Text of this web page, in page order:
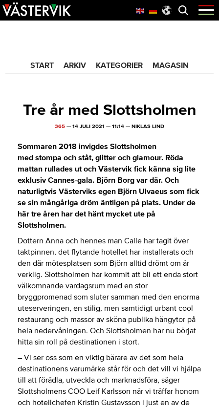
Hoppa
till
Skip
to
Hoppa
till
Öppna
menyn
START ARKIV KATEGORIER MAGASIN
Tre år med Slottsholmen
365 — 14 JULI 2021 — 11:14 — NIKLAS LIND
Sommaren 2018 invigdes Slottsholmen
med stompa och ståt, glitter och glamour. Röda
mattan rullades ut och Västervik fick känna sig lite
exklusiv Cannes-gala. Björn Borg var där. Och
naturligtvis Västerviks egen Björn Ulvaeus som fick
se sin mångåriga dröm äntligen på plats. Under de
här tre åren har det hänt mycket ute på
Slottsholmen.
Dottern Anna och hennes man Calle har tagit över
taktpinnen, det flytande hotellet har installerats och
den där mötesplatsen som Björn alltid drömt om är
verklig. Slottsholmen har kommit att bli ett enda stort
välkomnande vardagsrum med en stor
bryggpromenad som sluter samman med den enorma
uteserveringen, en stilig, men samtidigt urbant cool
restaurang och massor av sköna publika hängytor på
hela nedervåningen. Och Slottsholmen har nu börjat
hitta sin roll på destinationen i stort.
– Vi ser oss som en viktig bärare av det som hela
destinationens varumärke står för och det vill vi hjälpa
till att förädla, utveckla och marknadsföra, säger
Slottsholmens COO Leif Karlsson när vi träffar honom
och hotellchefen Kristin Gustavsson i just en av de